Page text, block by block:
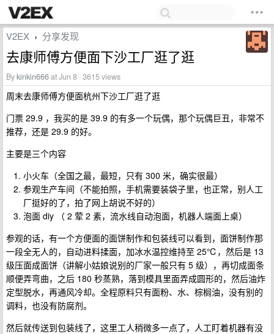
V2EX › 分享发现
去康师傅方便面下沙工厂逛了逛
Bykinkin666at Jun 8 · 3615 views
周末去康师傅方便面杭州下沙工厂逛了逛
门票 29.9 ，我买的是 39.9 的有多一个玩偶，那个玩偶巨丑，非常不
推荐，还是 29.9 的好。
主要是三个内容
小火车（全国之最，最短，只有 300 米，确实很最）
参观生产车间（不能拍照，手机需要装袋子里，也正常，别人工
厂挺好的了，拍了网上胡说不好的）
泡面 diy （ 2 荤 2 素，流水线自动泡面，机器人端面上桌）
参观的话，有一个方便面的面饼制作和包装线可以看到，面饼制作那
一段全无人的，自动进料揉面，加冰水温控维持至 25℃，然后是 13
级压面成面饼（讲解小姑娘说别的厂家一般只有 5 级），再切成面条
顺便弄弯曲，之后 180 秒蒸熟，落到模具里面弄成圆形的，然后油炸
定型脱水，再通风冷却。全程原料只有面粉、水、棕榈油，没有别的
调料，也没有防腐剂。
然后就传送到包装线了，这里工人稍微多一点了，人工盯着机器有没